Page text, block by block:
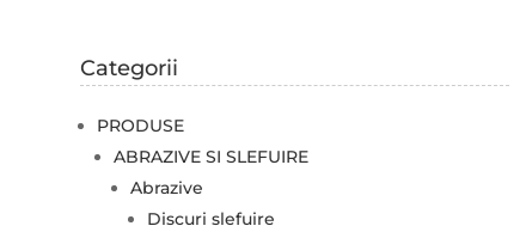
Categorii
PRODUSE
ABRAZIVE SI SLEFUIRE
Abrazive
Discuri slefuire